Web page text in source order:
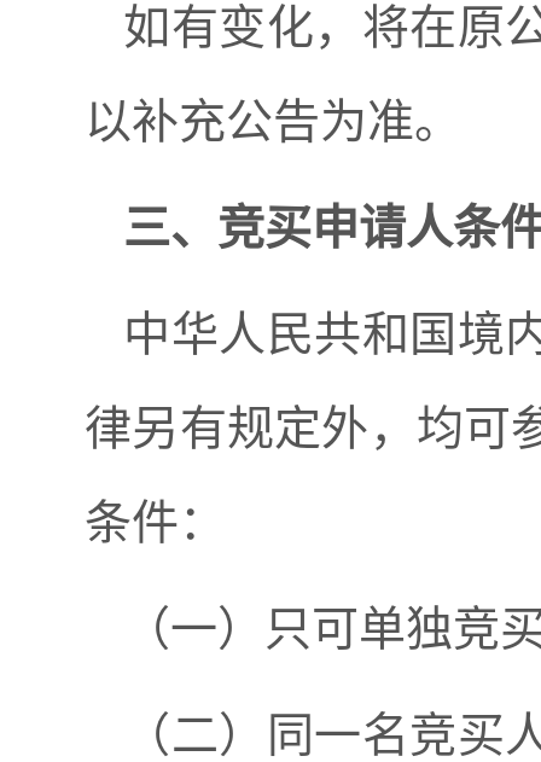
如有变化，将在原
以补充公告为准。
三、竞买申请人条
中华人民共和国境
律另有规定外，均可
条件：
（一）只可单独竞
（二）同一名竞